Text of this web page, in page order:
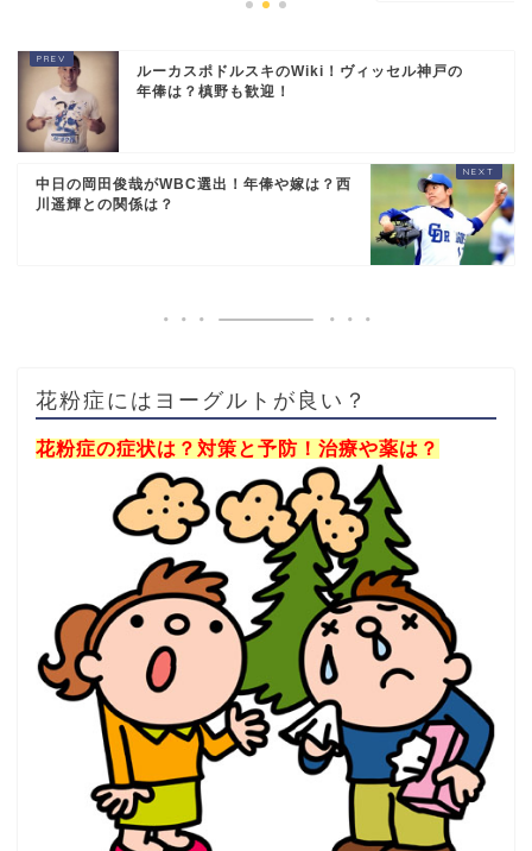
ルーカスポドルスキのWiki！ヴィッセル神戸の
年俸は？槙野も歓迎！
中日の岡田俊哉がWBC選出！年俸や嫁は？西
川遥輝との関係は？
花粉症にはヨーグルトが良い？
花粉症の症状は？対策と予防！治療や薬は？